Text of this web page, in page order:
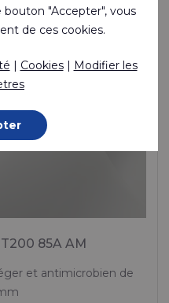
85A AM
et antimicrobien de
bouton "Accepter", vous
de ces cookies.
| Cookies| Modifier les